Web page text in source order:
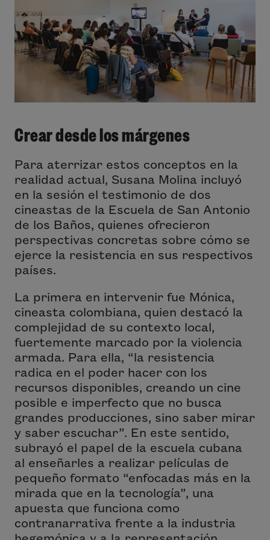
Crear desde los márgenes
Para aterrizar estos conceptos en la
realidad actual, Susana Molina incluyó
en la sesión el testimonio de dos
cineastas de la Escuela de San Antonio
de los Baños, quienes ofrecieron
perspectivas concretas sobre cómo se
ejerce la resistencia en sus respectivos
países.
La primera en intervenir fue Mónica,
cineasta colombiana, quien destacó la
complejidad de su contexto local,
fuertemente marcado por la violencia
armada. Para ella, “la resistencia
radica en el poder hacer con los
recursos disponibles, creando un cine
posible e imperfecto que no busca
grandes producciones, sino saber mirar
y saber escuchar”. En este sentido,
subrayó el papel de la escuela cubana
al enseñarles a realizar películas de
pequeño formato “enfocadas más en la
mirada que en la tecnología”, una
apuesta que funciona como
contranarrativa frente a la industria